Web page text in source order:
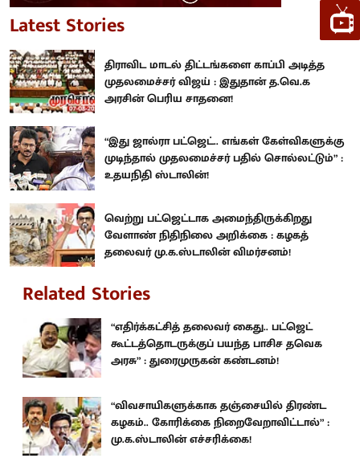
Latest Stories
திராவிட மாடல் திட்டங்களை காப்பி அடித்த
முதலமைச்சர் விஜய் : இதுதான் த.வெ.க
அரசின் பெரிய சாதனை!
“இது ஜால்ரா பட்ஜெட்.. எங்கள் கேள்விகளுக்கு
முடிந்தால் முதலமைச்சர் பதில் சொல்லட்டும்” :
உதயநிதி ஸ்டாலின்!
வெற்று பட்ஜெட்டாக அமைந்திருக்கிறது
வேளாண் நிதிநிலை அறிக்கை : கழகத்
தலைவர் மு.க.ஸ்டாலின் விமர்சனம்!
Related Stories
“எதிர்க்கட்சித் தலைவர் கைது.. பட்ஜெட்
கூட்டத்தொடருக்குப் பயந்த பாசிச தவெக
அரசு” : துரைமுருகன் கண்டனம்!
“விவசாயிகளுக்காக தஞ்சையில் திரண்ட
கழகம்.. கோரிக்கை நிறைவேறாவிட்டால்” :
மு.க.ஸ்டாலின் எச்சரிக்கை!